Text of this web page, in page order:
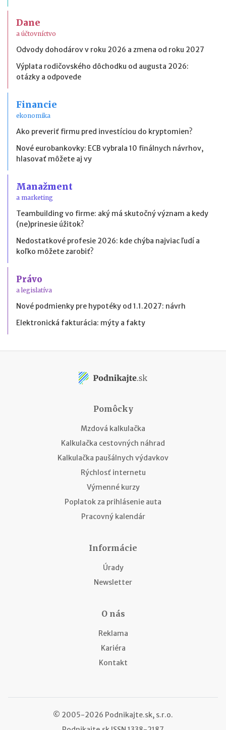
Dane
a účtovníctvo
Odvody dohodárov v roku 2026 a zmena od roku 2027
Výplata rodičovského dôchodku od augusta 2026:
otázky a odpovede
Financie
ekonomika
Ako preveriť firmu pred investíciou do kryptomien?
Nové eurobankovky: ECB vybrala 10 finálnych návrhov,
hlasovať môžete aj vy
Manažment
a marketing
Teambuilding vo firme: aký má skutočný význam a kedy
(ne)prinesie úžitok?
Nedostatkové profesie 2026: kde chýba najviac ľudí a
koľko môžete zarobiť?
Právo
a legislatíva
Nové podmienky pre hypotéky od 1.1.2027: návrh
Elektronická fakturácia: mýty a fakty
Pomôcky
Mzdová kalkulačka
Kalkulačka cestovných náhrad
Kalkulačka paušálnych výdavkov
Rýchlosť internetu
Výmenné kurzy
Poplatok za prihlásenie auta
Pracovný kalendár
Informácie
Úrady
Newsletter
O nás
Reklama
Kariéra
Kontakt
© 2005-2026 Podnikajte.sk, s.r.o.